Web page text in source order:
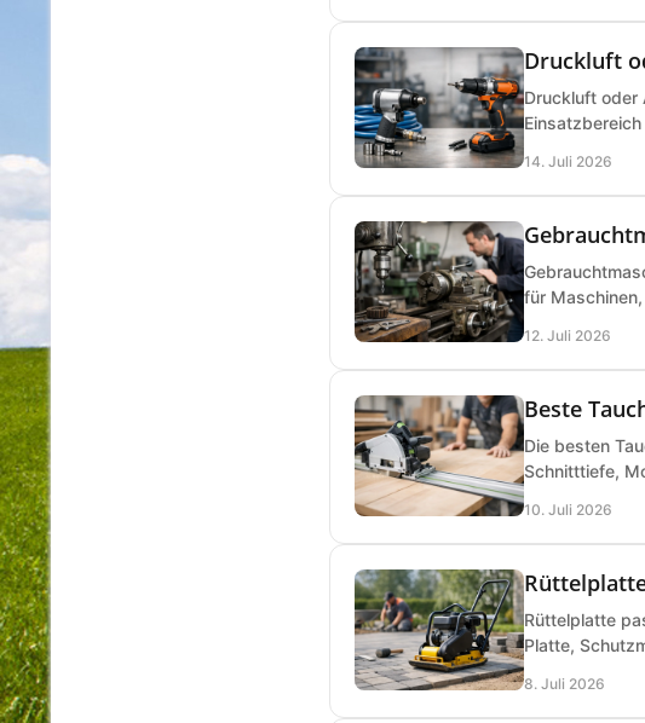
Druckluft
Druckluft oder
14. Juli 2026
für
12. Juli 2026
Beste
Die besten
Schnitttiefe,
10. Juli 2026
Rüttelplatte
Platte,
8. Juli 2026